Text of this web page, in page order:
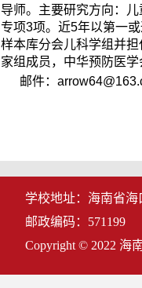
导师。 主要研究方向 ：
专项3项。 近5年以第一
样本库分会儿科学组并
家组成员，中华预防医
邮件：
学校地址：海南省
邮政编码：571199
Copyright © 2022 海